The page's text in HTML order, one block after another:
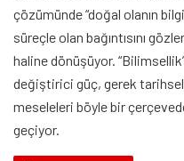
çözümünde “doğal olanın
süreçle olan bağıntısını
haline dönüşüyor.
değiştirici güç, gerek tarihsel
meseleleri böyle bir
geçiyor.